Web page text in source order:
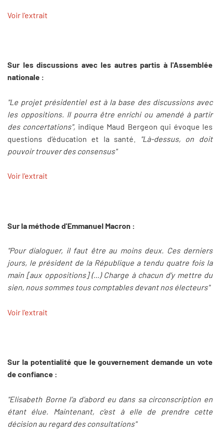
Voir l'extrait
Sur les discussions avec les autres partis à l'Assemblée
nationale :
"Le projet présidentiel est à la base des discussions avec
les oppositions. Il pourra être enrichi ou amendé à partir
des concertations", indique Maud Bergeon qui évoque les
questions d’éducation et la santé.
"Là-dessus, on doit
pouvoir trouver des consensus"
Voir l'extrait
Sur la méthode d'Emmanuel Macron :
"Pour dialoguer, il faut être au moins deux. Ces derniers
jours, le président de la République a tendu quatre fois la
main [aux oppositions] (...) Charge à chacun d’y mettre du
sien, nous sommes tous comptables devant nos électeurs"
Voir l'extrait
Sur la potentialité que le gouvernement demande un vote
de confiance :
"Elisabeth Borne l’a d’abord eu dans sa circonscription en
étant élue. Maintenant, c’est à elle de prendre cette
décision au regard des consultations"